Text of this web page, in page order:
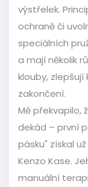
výstřelek.
ochraně či
speciálních
a mají několik
klouby,
zakončení.
Mě překvapilo,
dekád – první
pásku" získal
Kenzo Kase.
manuální